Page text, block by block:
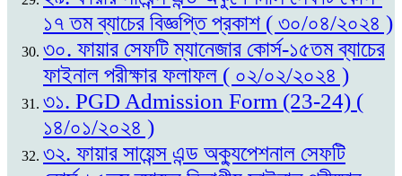
১৭ তম ব্যাচের বিজ্ঞপ্তি প্রকাশ ( ৩০/০৪/২০২৪ )
৩০. ফায়ার সেফটি ম্যানেজার কোর্স-১৫তম ব্যাচের
ফাইনাল পরীক্ষার ফলাফল ( ০২/০২/২০২৪ )
৩১. PGD Admission Form (23-24) (
১৪/০১/২০২৪ )
৩২. ফায়ার সায়েন্স এন্ড অক্যুপেশনাল সেফটি